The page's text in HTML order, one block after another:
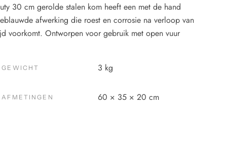
30 cm gerolde stalen kom heeft een met de hand
afwerking die roest en corrosie na verloop van
voorkomt. Ontworpen voor gebruik met open vuur
GEWICHT 3 kg
AFMETINGEN 60 × 35 × 20 cm